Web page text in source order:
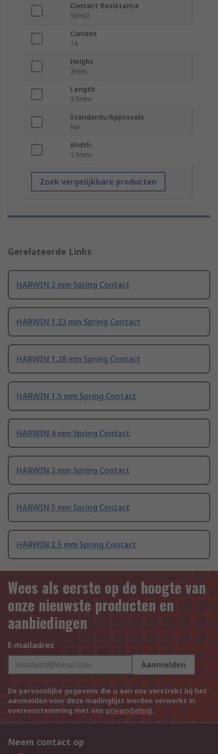
Contact Resistance
50mΩ
Current
1A
Height
2mm
Length
3.5mm
Standards/Approvals
No
Width
1.5mm
Zoek vergelijkbare producten
Gerelateerde Links
HARWIN 2 mm Spring Contact
HARWIN 1.23 mm Spring Contact
HARWIN 1.28 mm Spring Contact
HARWIN 1.5 mm Spring Contact
HARWIN 4 mm Spring Contact
HARWIN 3 mm Spring Contact
HARWIN 5 mm Spring Contact
HARWIN 2.5 mm Spring Contact
Wees als eerste op de hoogte van
onze nieuwste producten en
aanbiedingen
E-mailadres
Aanmelden
De persoonlijke gegevens die u aan ons verstrekt bij het
aanmelden voor deze mailinglijst worden verwerkt in
overeenstemming met ons privacybeleid.
Neem contact op